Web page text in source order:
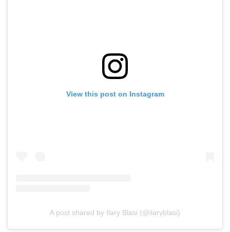
View this post on Instagram
A post shared by Ilary Blasi (@ilaryblasi)